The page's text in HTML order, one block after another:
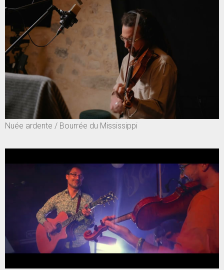
Nuée ardente / Bourrée du Mississippi